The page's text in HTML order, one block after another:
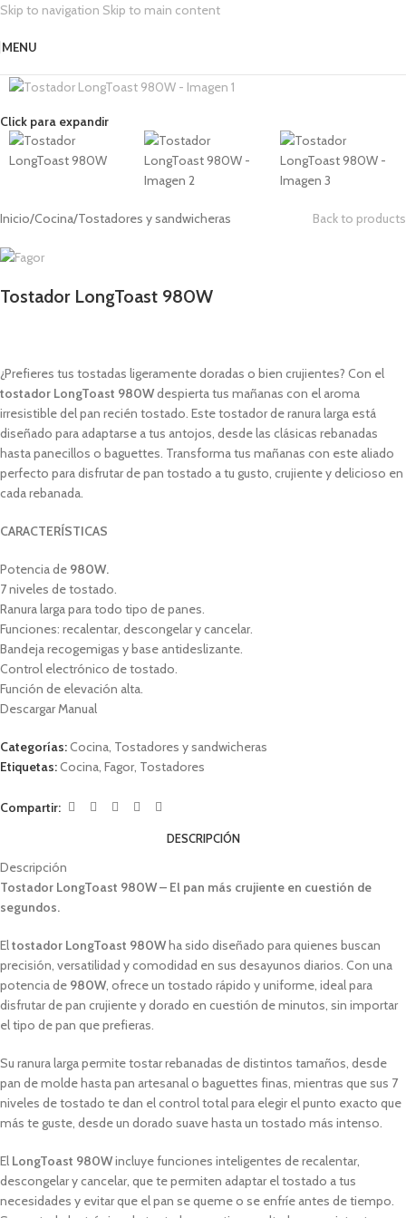
Skip to navigation Skip to main content
MENU
Click para expandir
Inicio/Cocina/Tostadores y sandwicheras Back to products
Tostador LongToast 980W
¿Prefieres tus tostadas ligeramente doradas o bien crujientes? Con el
tostador LongToast 980Wdespierta tus mañanas con el aroma
irresistible del pan recién tostado. Este tostador de ranura larga está
diseñado para adaptarse a tus antojos, desde las clásicas rebanadas
hasta panecillos o baguettes. Transforma tus mañanas con este aliado
perfecto para disfrutar de pan tostado a tu gusto, crujiente y delicioso en
cada rebanada.
CARACTERÍSTICAS
Potencia de 980W.
7 niveles de tostado.
Ranura larga para todo tipo de panes.
Funciones: recalentar, descongelar y cancelar.
Bandeja recogemigas y base antideslizante.
Control electrónico de tostado.
Función de elevación alta.
Descargar Manual
Categorías:Cocina, Tostadores y sandwicheras
Etiquetas:Cocina, Fagor, Tostadores
Compartir:
DESCRIPCIÓN
Descripción
Tostador LongToast 980W – El pan más crujiente en cuestión de
segundos.
Eltostador LongToast 980Wha sido diseñado para quienes buscan
precisión, versatilidad y comodidad en sus desayunos diarios. Con una
potencia de 980W, ofrece un tostado rápido y uniforme, ideal para
disfrutar de pan crujiente y dorado en cuestión de minutos, sin importar
el tipo de pan que prefieras.
Su ranura larga permite tostar rebanadas de distintos tamaños, desde
pan de molde hasta pan artesanal o baguettes finas, mientras que sus 7
niveles de tostado te dan el control total para elegir el punto exacto que
más te guste, desde un dorado suave hasta un tostado más intenso.
El LongToast 980Wincluye funciones inteligentes de recalentar,
descongelar y cancelar, que te permiten adaptar el tostado a tus
necesidades y evitar que el pan se queme o se enfríe antes de tiempo.